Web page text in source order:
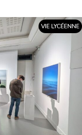
VIE LYCÉENNE